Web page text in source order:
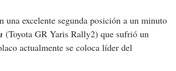
excelente segunda posición a un minuto
(Toyota GR Yaris Rally2) que sufrió un
actualmente se coloca líder del